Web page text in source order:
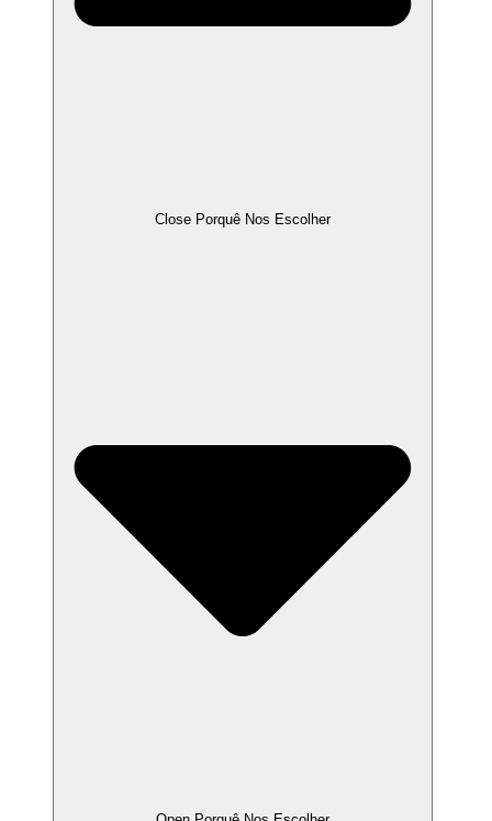
Close Porquê Nos Escolher